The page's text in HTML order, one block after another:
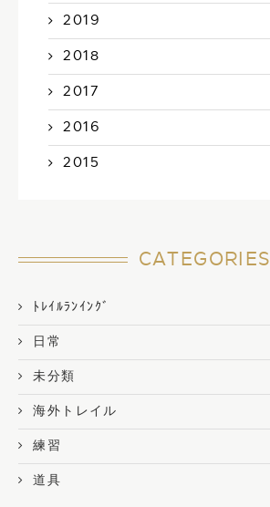
2019
2018
2017
2016
2015
CATEGORIES
ﾄﾚｲﾙﾗﾝｲﾝｸﾞ
日常
未分類
海外トレイル
練習
道具